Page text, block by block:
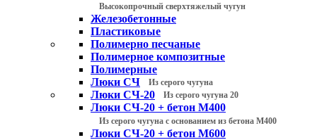
Высокопрочный сверхтяжелый чугун
Железобетонные
Пластиковые
Полимерно песчаные
Полимерное композитные
Полимерные
Люки СЧ
Из серого чугуна
Люки СЧ-20 Из серого чугуна 20
Люки СЧ-20 + бетон М400
Из серого чугуна с основанием из бетона М400
Люки СЧ-20 + бетон М600